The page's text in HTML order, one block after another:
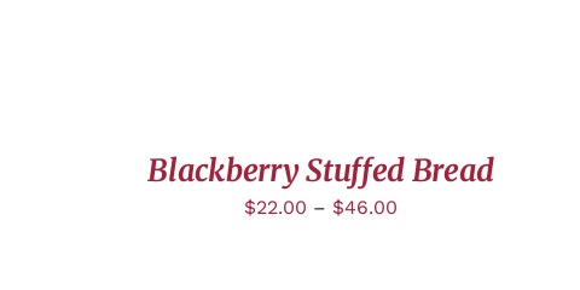
Blackberry Stuffed Bread
$22.00 – $46.00